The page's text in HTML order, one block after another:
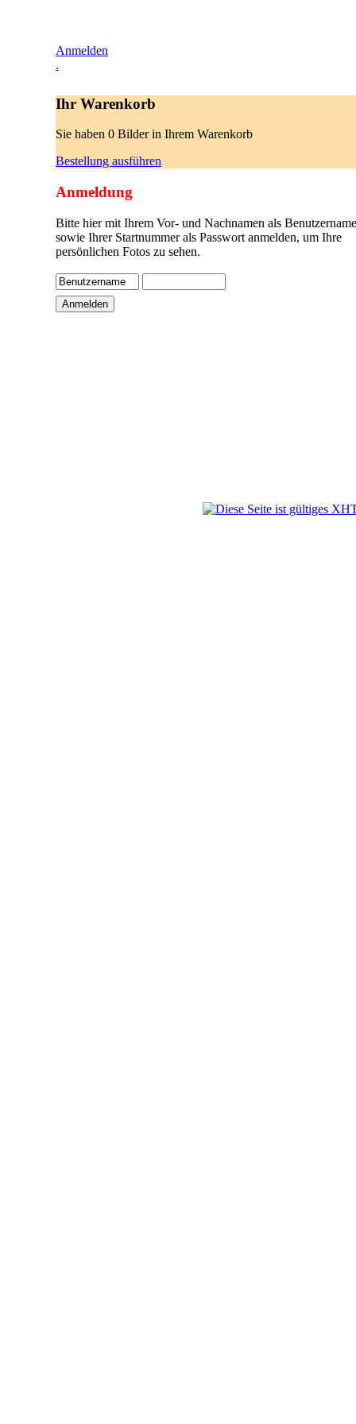
Anmelden
.
Ihr Warenkorb
Sie haben 0 Bilder in Ihrem Warenkorb
Bestellung ausführen
Anmeldung
Bitte hier mit Ihrem Vor- und Nachnamen als
sowie Ihrer Startnummer als Passwort anmelden, um Ihre
persönlichen Fotos zu sehen.